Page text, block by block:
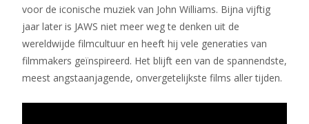
voor de iconische muziek van John Williams. Bijna vijftig
jaar later is JAWS niet meer weg te denken uit de
wereldwijde filmcultuur en heeft hij vele generaties van
filmmakers geïnspireerd. Het blijft een van de spannendste,
meest angstaanjagende, onvergetelijkste films aller tijden.